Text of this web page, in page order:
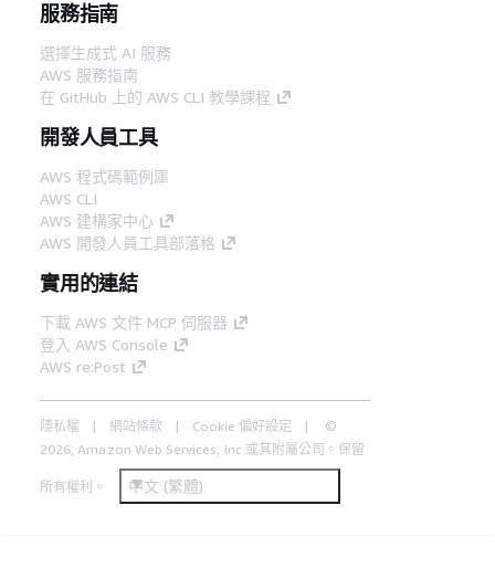
服務指南
選擇生成式 AI 服務
AWS 服務指南
在 GitHub 上的 AWS CLI 教學課程
開發人員工具
AWS 程式碼範例庫
AWS CLI
AWS 建構家中心
AWS 開發人員工具部落格
實用的連結
下載 AWS 文件 MCP 伺服器
登入 AWS Console
AWS re:Post
隱私權 網站條款 Cookie 偏好設定
©
2026, Amazon Web Services, Inc.或其附屬公司。保留
所有權利。 中文 (繁體)